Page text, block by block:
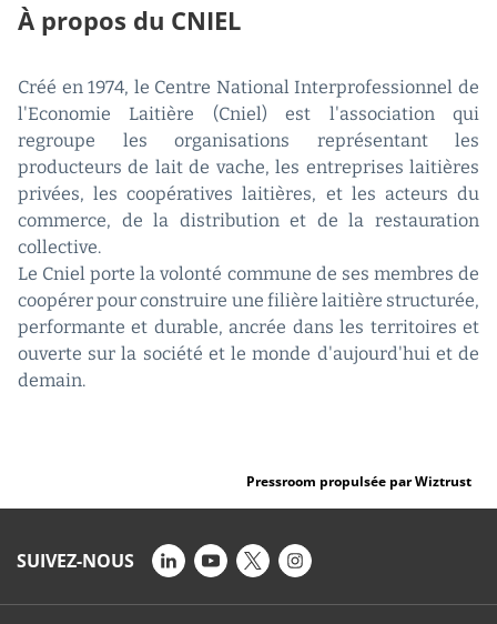
À propos du CNIEL
Créé en 1974, le Centre National Interprofessionnel de
l'Economie Laitière (Cniel) est l'association qui
regroupe les organisations représentant les
producteurs de lait de vache, les entreprises laitières
privées, les coopératives laitières, et les acteurs du
commerce, de la distribution et de la restauration
collective.
Le Cniel porte la volonté commune de ses membres de
coopérer pour construire une filière laitière structurée,
performante et durable, ancrée dans les territoires et
ouverte sur la société et le monde d'aujourd'hui et de
demain.
Pressroom propulsée par Wiztrust
SUIVEZ-NOUS